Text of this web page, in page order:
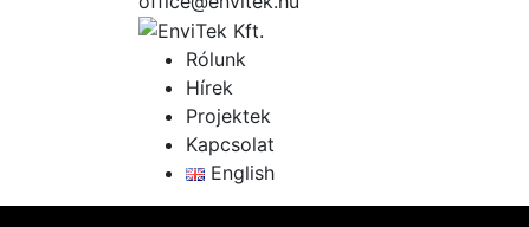
Rólunk
Hírek
Projektek
Kapcsolat
English